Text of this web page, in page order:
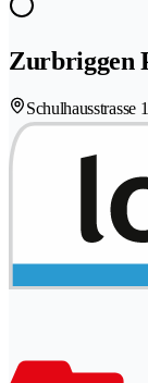
Zurbriggen
Schulhausstrasse